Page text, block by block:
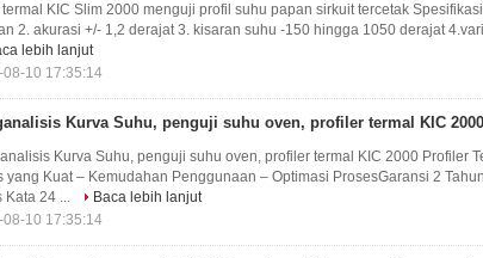
termal KIC Slim 2000 menguji profil suhu papan sirkuit tercetak
2. akurasi +/- 1,2 derajat 3. kisaran suhu -150 hingga 1050 derajat
lebih lanjut
08-10 17:35:14
Kurva Suhu, penguji suhu oven, profiler termal KIC 2000
Kurva Suhu, penguji suhu oven, profiler termal KIC 2000 Profiler
yang Kuat – Kemudahan Penggunaan – Optimasi ProsesGaransi 2
Kata 24 ...
Baca lebih lanjut
08-10 17:35:14